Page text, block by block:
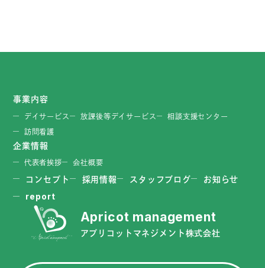
事業内容
デイサービス 放課後等デイサービス
相談支援センター
訪問看護
企業情報
代表者挨拶 会社概要
コンセプト 採用情報 スタッフブログ
お知らせ
report
アプリコットマネジメント株式会社